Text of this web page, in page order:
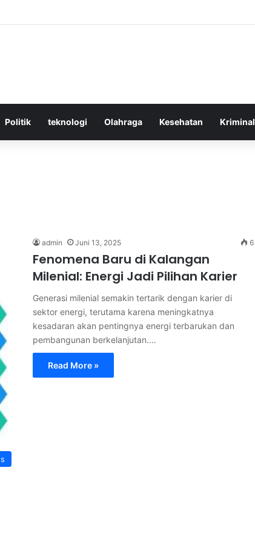
Politik teknologi Olahraga Kesehatan Kriminal
admin Juni 13, 2025 6
Fenomena Baru di Kalangan
Milenial: Energi Jadi Pilihan Karier
Generasi milenial semakin tertarik dengan karier di
sektor energi, terutama karena meningkatnya
kesadaran akan pentingnya energi terbarukan dan
pembangunan berkelanjutan.…
Read More »